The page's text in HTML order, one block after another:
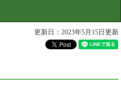
更新日：2023年5月15日更新